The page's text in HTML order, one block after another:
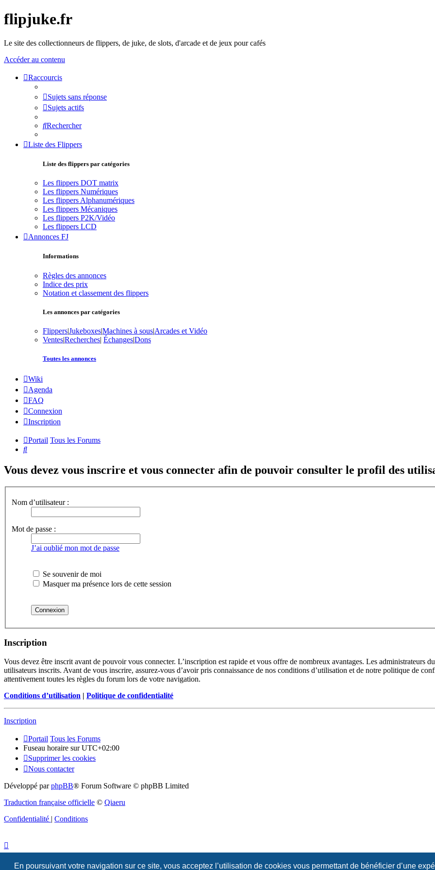
En poursuivant votre navigation sur ce site, vous acceptez l’utilisation de cookies vous permettant de bénéficier d’une
flipjuke.fr
Le site des collectionneurs de flippers, de juke, de slots, d'arcade et de jeux pour cafés
Accéder au contenu
Raccourcis
Sujets sans réponse
Sujets actifs
Rechercher
Liste des Flippers
Liste des flippers par catégories
Les flippers DOT matrix
Les flippers Numériques
Les flippers Alphanumériques
Les flippers Mécaniques
Les flippers P2K/Vidéo
Les flippers LCD
Annonces FJ
Informations
Règles des annonces
Indice des prix
Notation et classement des flippers
Les annonces par catégories
Flippers|Jukeboxes|Machines à sous|Arcades et Vidéo
Ventes|Recherches| Échanges|Dons
Toutes les annonces
Wiki
Agenda
FAQ
Connexion
Inscription
Portail Tous les Forums
Rechercher
Vous devez vous inscrire et vous connecter afin de pouvoir consulter le profil des
Nom d’utilisateur :
Mot de passe :
J’ai oublié mon mot de passe
Se souvenir de moi
Masquer ma présence lors de cette session
Inscription
Vous devez être inscrit avant de pouvoir vous connecter. L’inscription est rapide et vous offre de nombreux avantages. Les administrateurs
utilisateurs inscrits. Avant de vous inscrire, assurez-vous d’avoir pris connaissance de nos conditions d’utilisation et de notre politique de
attentivement toutes les règles du forum lors de votre navigation.
Conditions d’utilisation | Politique de confidentialité
Inscription
Portail Tous les Forums
Fuseau horaire surUTC+02:00
Supprimer les cookies
Nous contacter
Développé parphpBB® Forum Software © phpBB Limited
Traduction française officielle © Qiaeru
Confidentialité | Conditions